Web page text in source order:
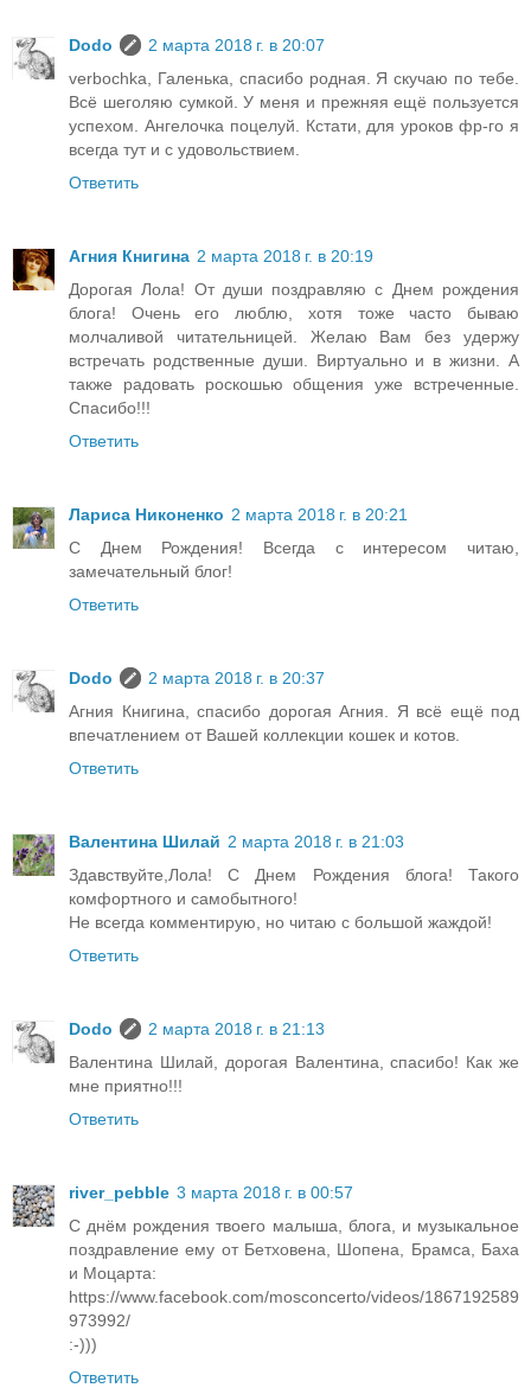
Dodo
2 марта 2018 г. в 20:07
verbochka, Галенька, спасибо родная. Я скучаю по тебе.
Всё шеголяю сумкой. У меня и прежняя ещё пользуется
успехом. Ангелочка поцелуй. Кстати, для уроков фр-го я
всегда тут и с удовольствием.
Ответить
Агния Книгина 2 марта 2018 г. в 20:19
Дорогая Лола! От души поздравляю с Днем рождения
блога! Очень его люблю, хотя тоже часто бываю
молчаливой читательницей. Желаю Вам без удержу
встречать родственные души. Виртуально и в жизни. А
также радовать роскошью общения уже встреченные.
Спасибо!!!
Ответить
Лариса Никоненко 2 марта 2018 г. в 20:21
С Днем Рождения! Всегда с интересом читаю,
замечательный блог!
Ответить
Dodo
2 марта 2018 г. в 20:37
Агния Книгина, спасибо дорогая Агния. Я всё ещё под
впечатлением от Вашей коллекции кошек и котов.
Ответить
Валентина Шилай 2 марта 2018 г. в 21:03
Здавствуйте,Лола! С Днем Рождения блога! Такого
комфортного и самобытного!
Не всегда комментирую, но читаю с большой жаждой!
Ответить
Dodo
2 марта 2018 г. в 21:13
Валентина Шилай, дорогая Валентина, спасибо! Как же
мне приятно!!!
Ответить
river_pebble 3 марта 2018 г. в 00:57
С днём рождения твоего малыша, блога, и музыкальное
поздравление ему от Бетховена, Шопена, Брамса, Баха
и Моцарта:
https://www.facebook.com/mosconcerto/videos/1867192589
973992/
:-)))
Ответить